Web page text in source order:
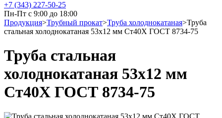
+7 (343) 227-50-25
Пн-Пт с 9:00 до 18:00
Продукция>Трубный прокат>Труба холоднокатаная>Труба
стальная холоднокатаная 53х12 мм Ст40Х ГОСТ 8734-75
Труба стальная
холоднокатаная 53х12 мм
Ст40Х ГОСТ 8734-75